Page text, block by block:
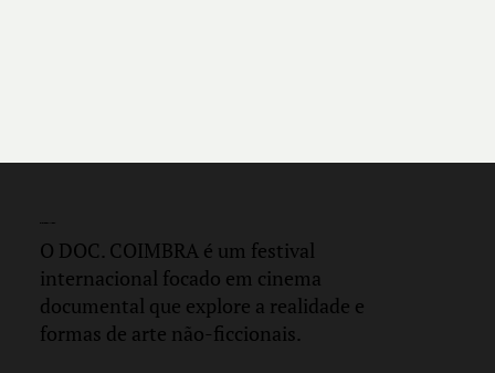
DOC.COIMBRA
O DOC. COIMBRA é um festival
internacional focado em cinema
documental que explore a realidade e
formas de arte não-ficcionais.